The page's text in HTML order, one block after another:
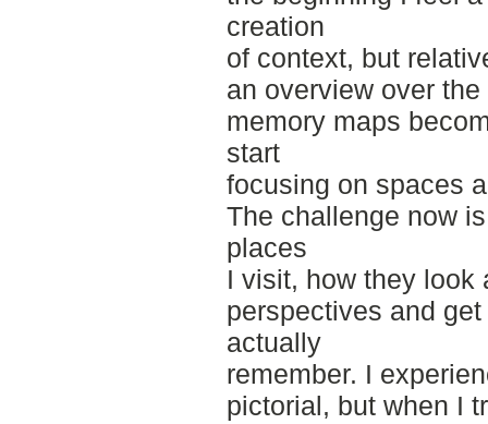
creation
of context, but
an overview over
memory maps
start
focusing on spaces
The challenge now
places
I visit, how they look
perspectives and
actually
remember. I
pictorial, but when I